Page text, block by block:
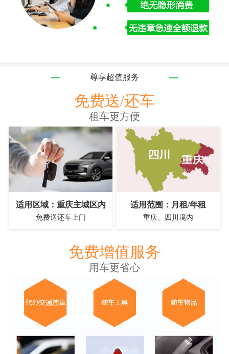
尊享超值服务
免费送/还车
租车更方便
适用区域：重庆主城区内
免费送还车上门
适用范围：月租/年租
重庆、四川境内
免费增值服务
用车更省心